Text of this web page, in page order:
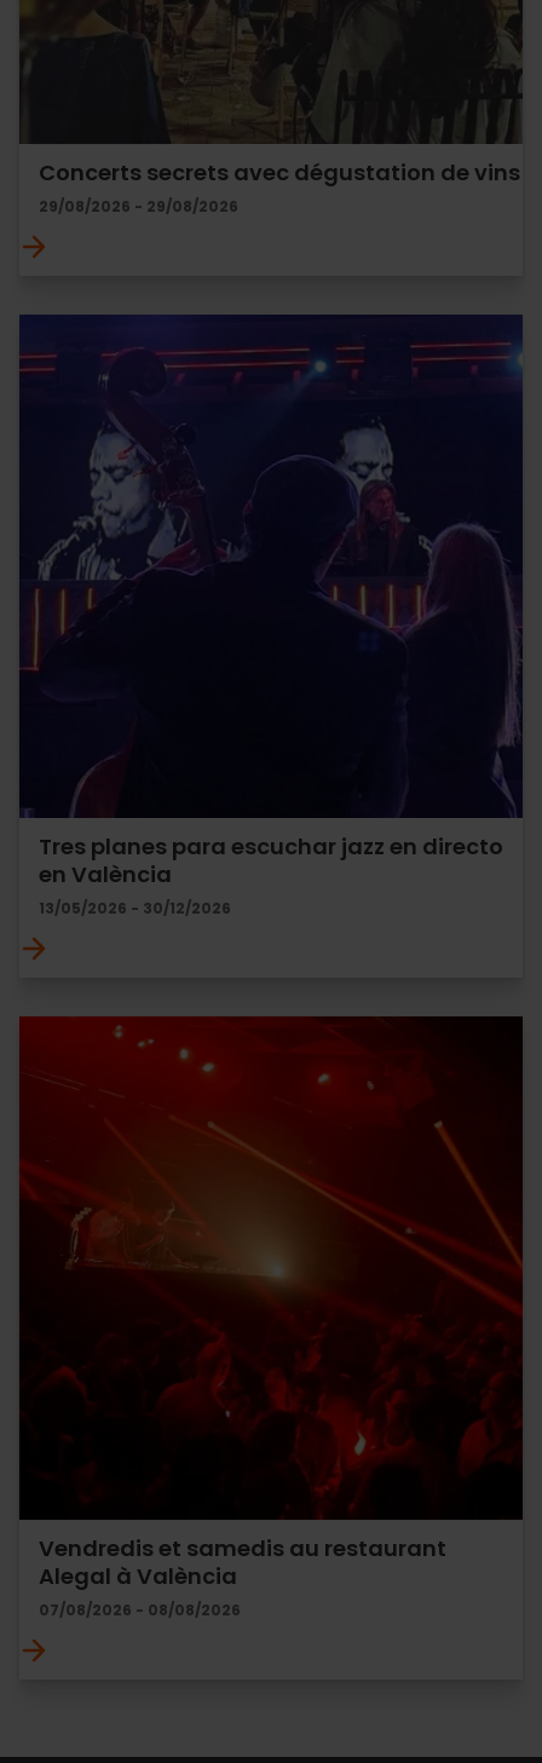
Concerts secrets avec dégustation de vins
29/08/2026 - 29/08/2026
Tres planes para escuchar jazz en directo
en València
13/05/2026 - 30/12/2026
Vendredis et samedis au restaurant
Alegal à València
07/08/2026 - 08/08/2026